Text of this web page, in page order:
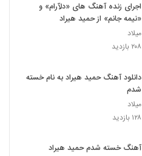
اجرای زنده آهنگ های «دلآرام» و
«نیمه جانم» از حمید هیراد
میلاد
۲۰۸ بازدید
دانلود آهنگ حمید هیراد به نام خسته
شدم
میلاد
۱۲۸ بازدید
آهنگ خسته شدم حمید هیراد